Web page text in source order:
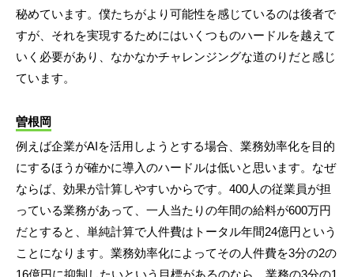
秘めています。僕たちがより可能性を感じているのは後者で
すが、それを実現するためにはいくつものハードルを越えて
いく必要があり、なかなかチャレンジングな道のりだと感じ
ています。
曽根岡
例えば企業がAIを活用しようとする場合、業務効率化を目的
にするほうが確かに導入のハードルは低いと思います。なぜ
ならば、効果が計算しやすいからです。400人の従業員が担
っている業務があって、一人当たりの年間の給料が600万円
だとすると、単純計算で人件費はトータル年間24億円という
ことになります。業務効率化によってその人件費を3分の2の
16億円に抑制したいという目標があるのなら、業務の3分の1